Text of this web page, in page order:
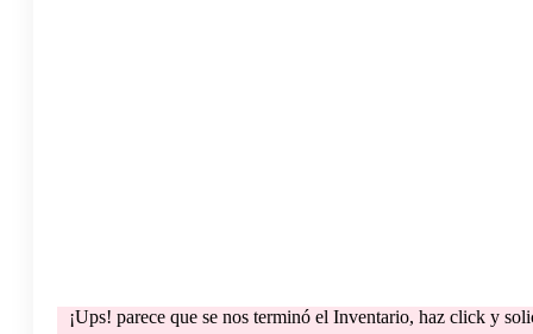
¡Ups! parece que se nos terminó el Inventario, haz click y